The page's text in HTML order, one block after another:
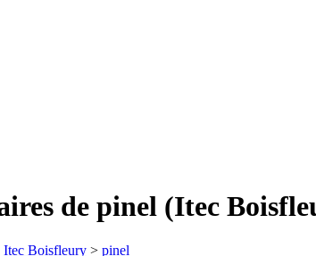
de pinel (Itec
Itec Boisfleury > pinel